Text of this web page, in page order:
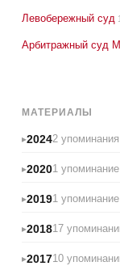
Левобережный суд
Арбитражный суд
МАТЕРИАЛЫ
20242 упоминания
20201 упоминание
20191 упоминание
201817
201710